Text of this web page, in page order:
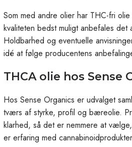
Som med andre olier har THC-fri
kvaliteten bedst muligt anbefales
Holdbarhed og eventuelle
idé at følge producentens
THCA olie hos Sense
Hos Sense Organics er udvalget
tværs af styrke, profil og bæreolie.
klarhed, så det er nemmere at
er erfaring med